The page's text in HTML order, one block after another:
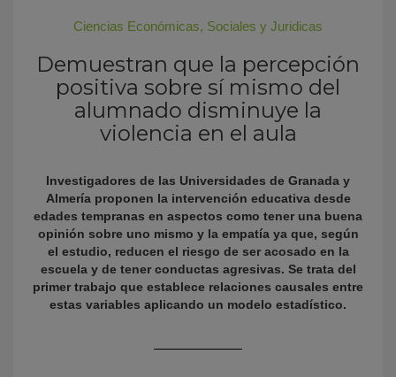
Ciencias Económicas, Sociales y Juridicas
Demuestran que la percepción
positiva sobre sí mismo del
alumnado disminuye la
violencia en el aula
Investigadores de las Universidades de Granada y
Almería proponen la intervención educativa desde
edades tempranas en aspectos como tener una buena
opinión sobre uno mismo y la empatía ya que, según
el estudio, reducen el riesgo de ser acosado en la
escuela y de tener conductas agresivas. Se trata del
primer trabajo que establece relaciones causales entre
estas variables aplicando un modelo estadístico.